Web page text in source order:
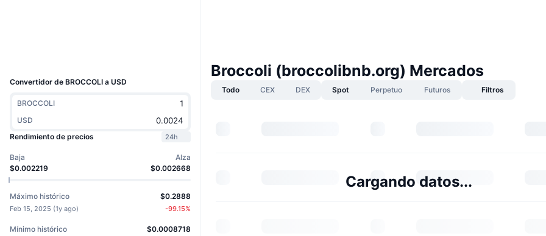
Convertidor de BROCCOLI a USD
BROCCOLI
USD
Rendimiento de precios
24h
Baja
$0.002219
Alza
$0.002668
Máximo histórico
Feb 15, 2025 (1y ago)
$0.2888
-99.15%
Mínimo histórico $0.0008718
Broccoli (broccolibnb.org) Mercados
Todo CEX DEX Spot Perpetuo Futuros Filtros
Cargando datos...